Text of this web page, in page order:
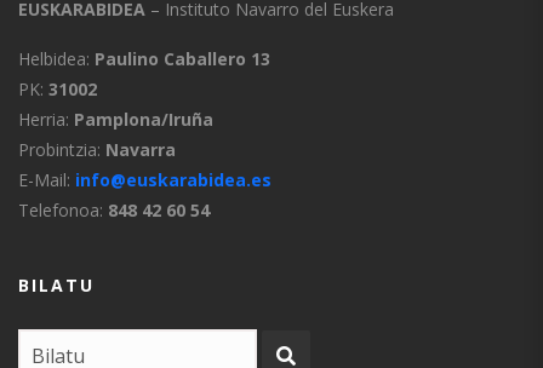
EUSKARABIDEA – Instituto Navarro del Euskera
Helbidea: Paulino Caballero 13
PK: 31002
Herria: Pamplona/Iruña
Probintzia: Navarra
E-Mail: info@euskarabidea.es
Telefonoa: 848 42 60 54
BILATU